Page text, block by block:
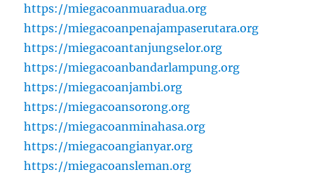
https://miegacoanmuaradua.org
https://miegacoanpenajampaserutara.org
https://miegacoantanjungselor.org
https://miegacoanbandarlampung.org
https://miegacoanjambi.org
https://miegacoansorong.org
https://miegacoanminahasa.org
https://miegacoangianyar.org
https://miegacoansleman.org